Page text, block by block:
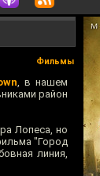
Фильмы
, в нашем
район
Лопеса, но
"Город
линия,